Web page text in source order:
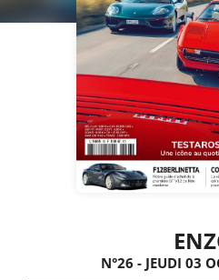
N°26 - JEUDI 03